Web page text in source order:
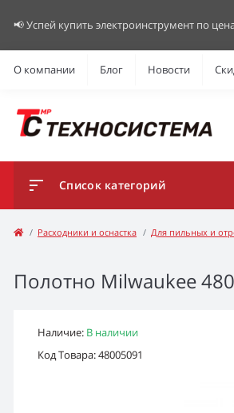
📢 Успей купить электроинструмент по
О компании Блог Новости
Список категорий
Расходники и оснастка Для пильных и
Полотно Milwaukee
Наличие: В наличии
Код Товара: 48005091